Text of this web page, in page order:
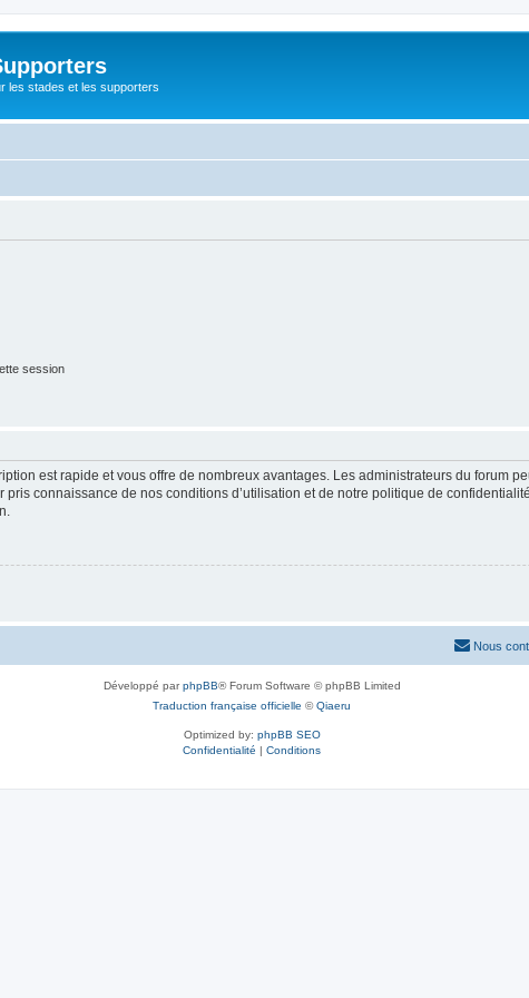
les stades et les supporters
session
est rapide et vous offre de nombreux avantages. Les administrateurs du forum
pris connaissance de nos conditions d’utilisation et de notre politique de
Nous
Développé parphpBB® Forum Software © phpBB Limited
Traduction française officielle ©Qiaeru
Optimized by: phpBB SEO
Confidentialité | Conditions